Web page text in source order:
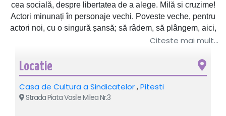
cea socială, despre libertatea de a alege. Milă si cruzime!
Actori minunați în personaje vechi. Poveste veche, pentru
actori noi, cu o singură șansă; să râdem, să plângem, aici,
pe scenă, pentru oameni, cu oameni.
NATIONAL←←←
Citeste mai mult...
Locatie
Casa de Cultura a Sindicatelor,Pitesti
Strada Piata Vasile Milea Nr.3